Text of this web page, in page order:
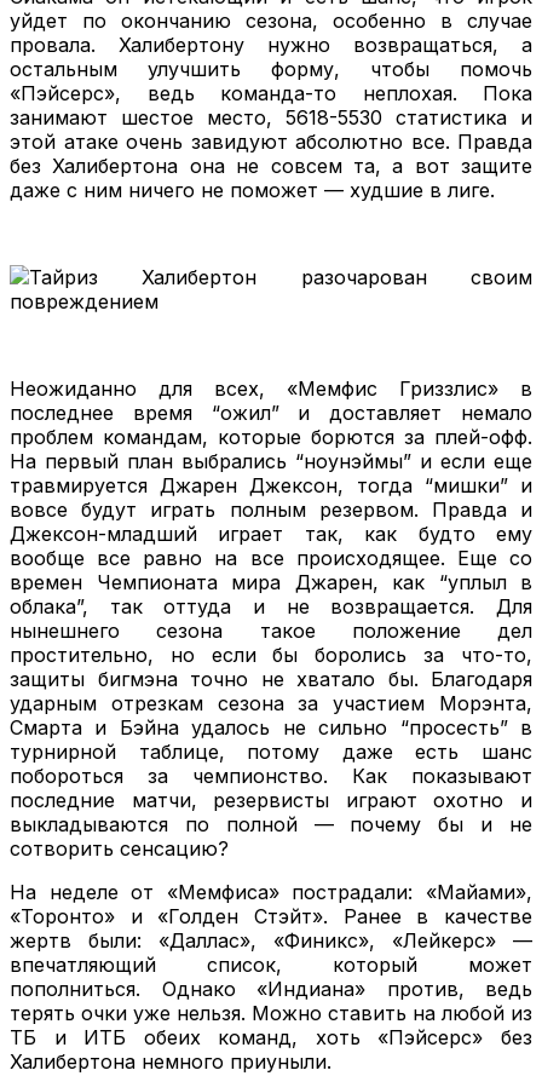
уйдет по окончанию сезона, особенно в случае
провала. Халибертону нужно возвращаться, а
остальным улучшить форму, чтобы помочь
«Пэйсерс», ведь команда-то неплохая. Пока
занимают шестое место, 5618-5530 статистика и
этой атаке очень завидуют абсолютно все. Правда
без Халибертона она не совсем та, а вот защите
даже с ним ничего не поможет — худшие в лиге.
Неожиданно для всех, «Мемфис Гриззлис» в
последнее время “ожил” и доставляет немало
проблем командам, которые борются за плей-офф.
На первый план выбрались “ноунэймы” и если еще
травмируется Джарен Джексон, тогда “мишки” и
вовсе будут играть полным резервом. Правда и
Джексон-младший играет так, как будто ему
вообще все равно на все происходящее. Еще со
времен Чемпионата мира Джарен, как “уплыл в
облака”, так оттуда и не возвращается. Для
нынешнего сезона такое положение дел
простительно, но если бы боролись за что-то,
защиты бигмэна точно не хватало бы. Благодаря
ударным отрезкам сезона за участием Морэнта,
Смарта и Бэйна удалось не сильно “просесть” в
турнирной таблице, потому даже есть шанс
побороться за чемпионство. Как показывают
последние матчи, резервисты играют охотно и
выкладываются по полной — почему бы и не
сотворить сенсацию?
На неделе от «Мемфиса» пострадали: «Майами»,
«Торонто» и «Голден Стэйт». Ранее в качестве
жертв были: «Даллас», «Финикс», «Лейкерс» —
впечатляющий список, который может
пополниться. Однако «Индиана» против, ведь
терять очки уже нельзя. Можно ставить на любой из
ТБ и ИТБ обеих команд, хоть «Пэйсерс» без
Халибертона немного приуныли.